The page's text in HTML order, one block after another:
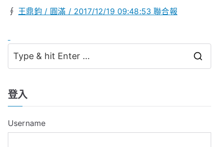
∮ 王鼎鈞 / 圓滿 / 2017/12/19 09:48:53 聯合報
h
登入
Username